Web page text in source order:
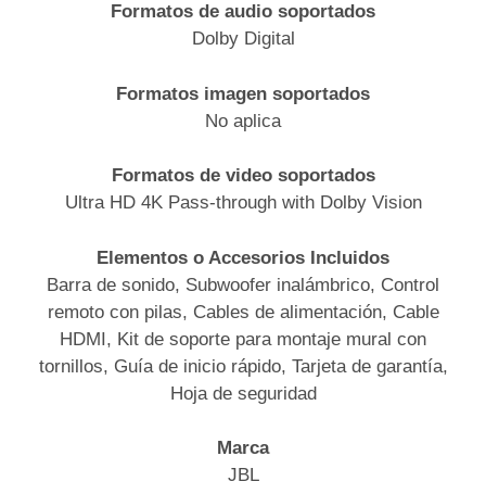
Formatos de audio soportados
Dolby Digital
Formatos imagen soportados
No aplica
Formatos de video soportados
Ultra HD 4K Pass-through with Dolby Vision
Elementos o Accesorios Incluidos
Barra de sonido, Subwoofer inalámbrico, Control
remoto con pilas, Cables de alimentación, Cable
HDMI, Kit de soporte para montaje mural con
tornillos, Guía de inicio rápido, Tarjeta de garantía,
Hoja de seguridad
Marca
JBL